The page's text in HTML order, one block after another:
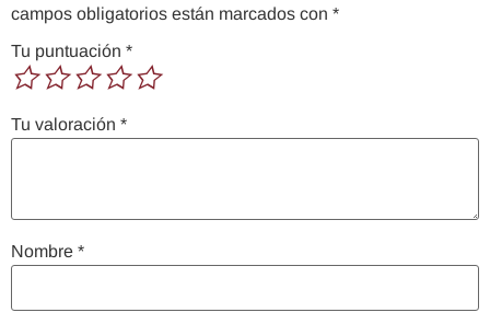
campos obligatorios están marcados con *
Tu puntuación *
Tu valoración *
Nombre *